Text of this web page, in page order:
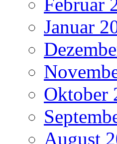
Januar
Oktober
August